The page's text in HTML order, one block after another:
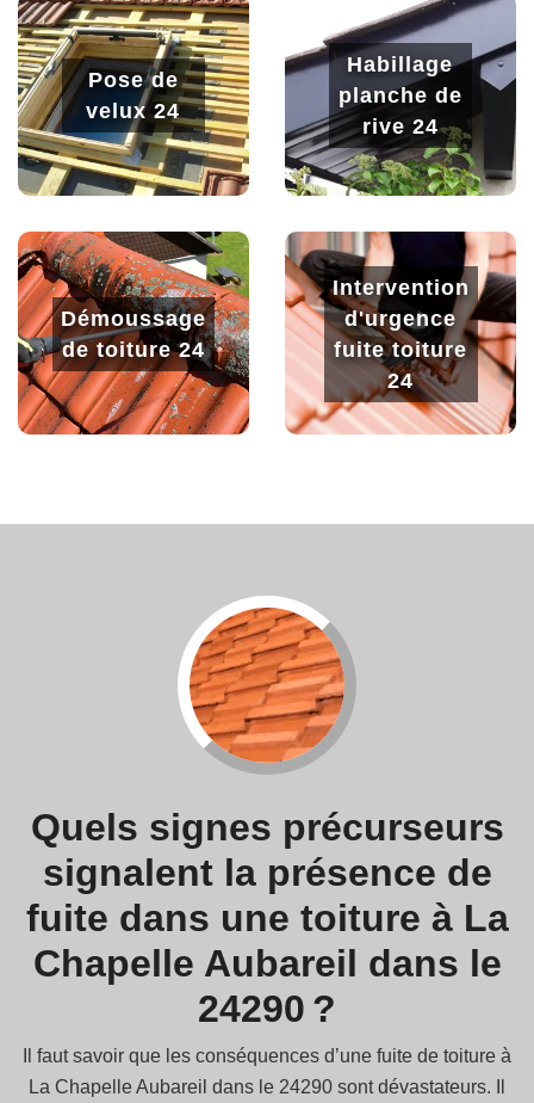
Pose de
velux 24
Habillage
planche de
rive 24
Démoussage
de toiture 24
Intervention
d'urgence
fuite toiture
24
Quels signes précurseurs
signalent la présence de
fuite dans une toiture à La
Chapelle Aubareil dans le
24290 ?
Il faut savoir que les conséquences d’une fuite de toiture à
La Chapelle Aubareil dans le 24290 sont dévastateurs. Il